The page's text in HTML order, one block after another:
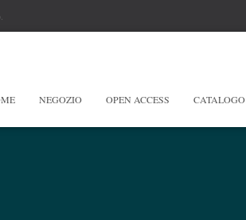
NEGOZIO OPEN ACCESS CATALOGO